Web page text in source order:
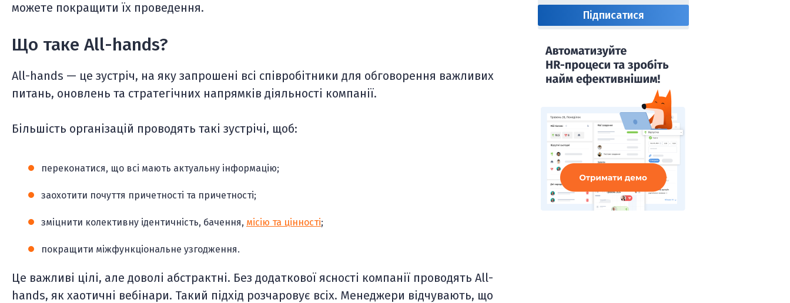
можете покращити їх проведення.
Що таке All-hands?
All-hands — це зустріч, на яку запрошені всі співробітники для обговорення важливих
питань, оновлень та стратегічних напрямків діяльності компанії.
Більшість організацій проводять такі зустрічі, щоб:
переконатися, що всі мають актуальну інформацію;
заохотити почуття причетності та причетності;
зміцнити колективну ідентичність, бачення, місію та цінності;
покращити міжфункціональне узгодження.
Це важливі цілі, але доволі абстрактні. Без додаткової ясності компанії проводять All-
hands, як хаотичні вебінари. Такий підхід розчаровує всіх. Менеджери відчувають, що